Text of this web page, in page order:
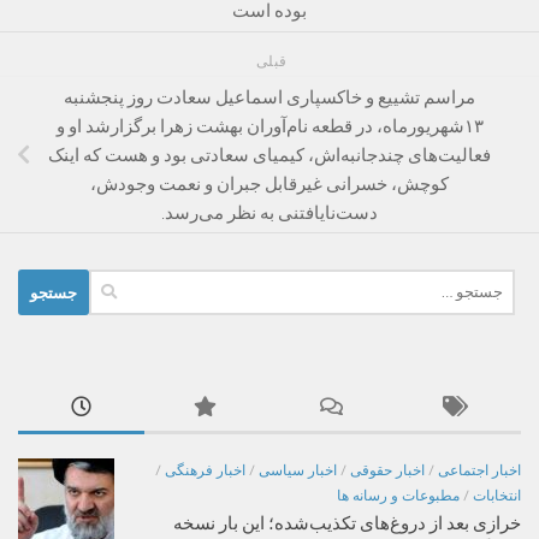
بوده است
قبلی
مراسم تشییع ‌و خاکسپاری اسماعیل سعادت روز پنجشنبه
۱۳شهریورماه، در قطعه نام‌آوران بهشت زهرا برگزارشد او و
فعالیت‌های چندجانبه‌اش، کیمیای سعادتی بود و هست که اینک
کوچش، خسرانی غیرقابل جبران و نعمت وجودش،
دست‌نایافتنی به نظر می‌رسد.‌
برای:
اخبار اجتماعی / اخبار حقوقی / اخبار سیاسی / اخبار فرهنگی /
انتخابات / مطبوعات و رسانه ها
خرازی بعد از دروغ‌های تکذیب‌شده؛ این بار نسخه